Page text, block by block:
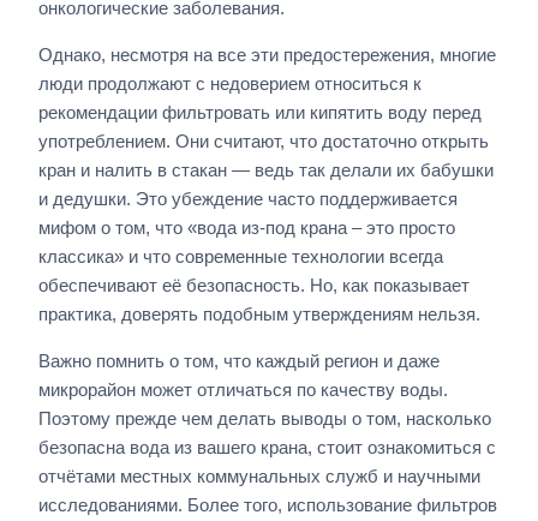
онкологические заболевания.
Однако, несмотря на все эти предостережения, многие
люди продолжают с недоверием относиться к
рекомендации фильтровать или кипятить воду перед
употреблением. Они считают, что достаточно открыть
кран и налить в стакан — ведь так делали их бабушки
и дедушки. Это убеждение часто поддерживается
мифом о том, что «вода из-под крана – это просто
классика» и что современные технологии всегда
обеспечивают её безопасность. Но, как показывает
практика, доверять подобным утверждениям нельзя.
Важно помнить о том, что каждый регион и даже
микрорайон может отличаться по качеству воды.
Поэтому прежде чем делать выводы о том, насколько
безопасна вода из вашего крана, стоит ознакомиться с
отчётами местных коммунальных служб и научными
исследованиями. Более того, использование фильтров